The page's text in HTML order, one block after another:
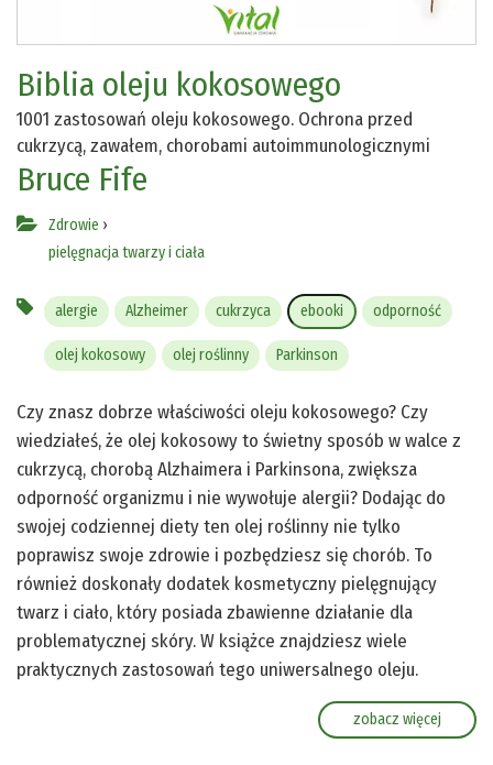
Biblia oleju kokosowego
1001 zastosowań oleju kokosowego. Ochrona przed
cukrzycą, zawałem, chorobami autoimmunologicznymi
Bruce Fife
Zdrowie ›
pielęgnacja twarzy i ciała
alergie Alzheimer cukrzyca ebooki odporność
olej kokosowy olej roślinny Parkinson
Czy znasz dobrze właściwości oleju kokosowego? Czy
wiedziałeś, że olej kokosowy to świetny sposób w walce z
cukrzycą, chorobą Alzhaimera i Parkinsona, zwiększa
odporność organizmu i nie wywołuje alergii? Dodając do
swojej codziennej diety ten olej roślinny nie tylko
poprawisz swoje zdrowie i pozbędziesz się chorób. To
również doskonały dodatek kosmetyczny pielęgnujący
twarz i ciało, który posiada zbawienne działanie dla
problematycznej skóry. W książce znajdziesz wiele
praktycznych zastosowań tego uniwersalnego oleju.
zobacz więcej